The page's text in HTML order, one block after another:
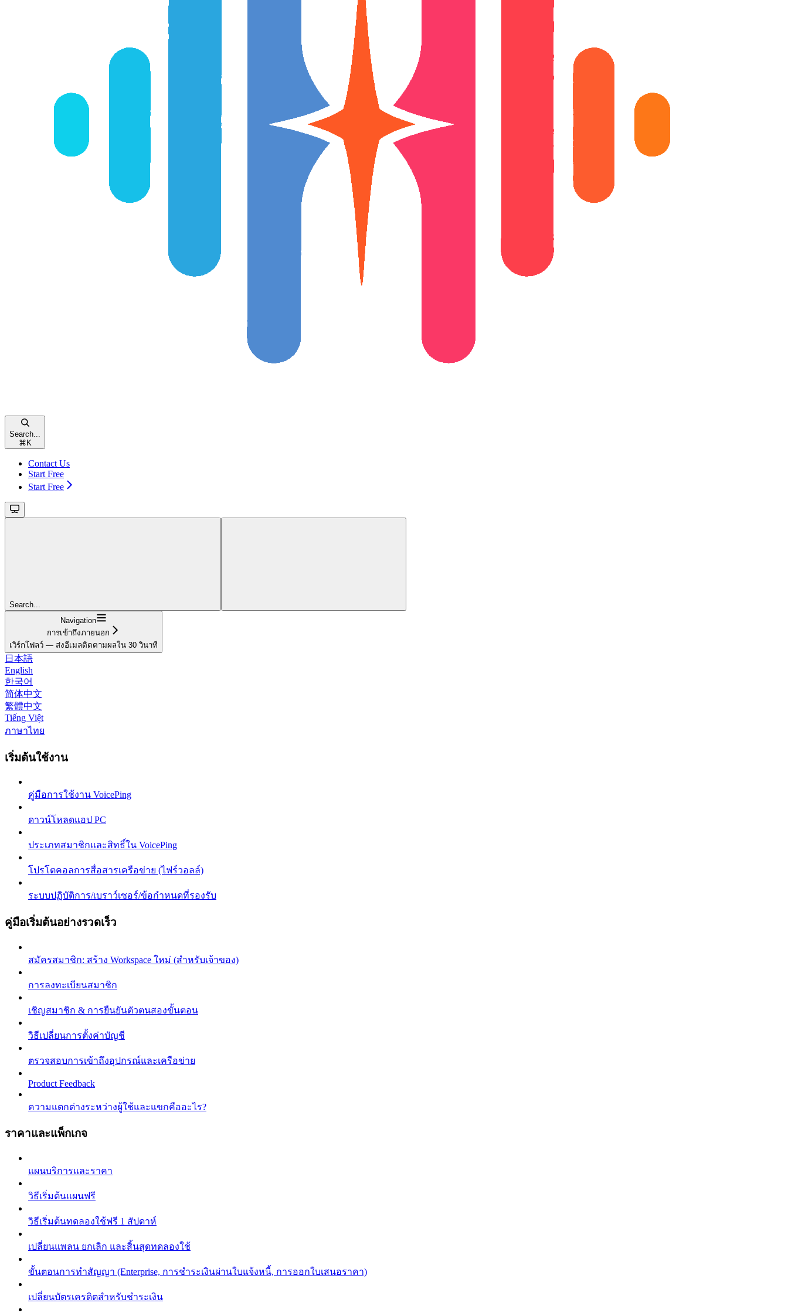
Search...
⌘ K
Contact Us
Start Free
Start Free
Search...
Navigation
การเข้าถึงภายนอก
เวิร์กโฟลว์ — ส่งอีเมลติดตามผลใน 30 วินาที
日本語
English
한국어
简体中文
繁體中文
Tiếng Việt
ภาษาไทย
เริ่มต้นใช้งาน
คู่มือการใช้งาน VoicePing
ดาวน์โหลดแอป PC
ประเภทสมาชิกและสิทธิ์ใน VoicePing
โปรโตคอลการสื่อสารเครือข่าย (ไฟร์วอลล์)
ระบบปฏิบัติการ/เบราว์เซอร์/ข้อกำหนดที่รองรับ
คู่มือเริ่มต้นอย่างรวดเร็ว
สมัครสมาชิก: สร้าง Workspace ใหม่ (สำหรับเจ้าของ)
การลงทะเบียนสมาชิก
เชิญสมาชิก & การยืนยันตัวตนสองขั้นตอน
วิธีเปลี่ยนการตั้งค่าบัญชี
ตรวจสอบการเข้าถึงอุปกรณ์และเครือข่าย
Product Feedback
ความแตกต่างระหว่างผู้ใช้และแขกคืออะไร?
ราคาและแพ็กเกจ
แผนบริการและราคา
วิธีเริ่มต้นแผนฟรี
วิธีเริ่มต้นทดลองใช้ฟรี 1 สัปดาห์
เปลี่ยนแพลน ยกเลิก และสิ้นสุดทดลองใช้
ขั้นตอนการทำสัญญา (Enterprise, การชำระเงินผ่านใบแจ้งหนี้, การออกใบเสนอราคา)
เปลี่ยนบัตรเครดิตสำหรับชำระเงิน